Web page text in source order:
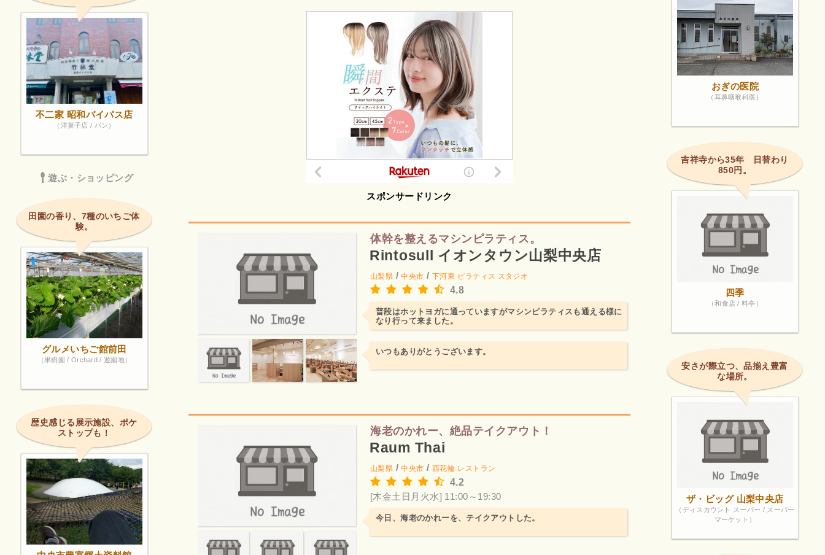
スポンサードリンク
体幹を整えるマシンピラティス。
Rintosull イオンタウン山梨中央店
山梨県 /中央市 / 下河東 ピラティス スタジオ
4.8
普段はホットヨガに通っていますがマシンピラティスも通える様に
なり行って来ました。
いつもありがとうございます。
海老のかれー、絶品テイクアウト！
Raum Thai
山梨県 /中央市 / 西花輪 レストラン
4.2
[木金土日月火水] 11:00～19:30
今日、海老のかれーを、テイクアウトした。
不二家 昭和バイパス店
（洋菓子店 / パン）
遊ぶ・ショッピング
田園の香り、7種のいちご体
験。
グルメいちご館前田
（果樹園 / Orchard / 遊園地）
歴史感じる展示施設、ポケ
ストップも！
おぎの医院
（耳鼻咽喉科医）
吉祥寺から35年 日替わり
850円。
四季
（和食店 / 料亭）
安さが際立つ、品揃え豊富
な場所。
ザ・ビッグ 山梨中央店
（ディスカウント スーパー / スーパー
マーケット）